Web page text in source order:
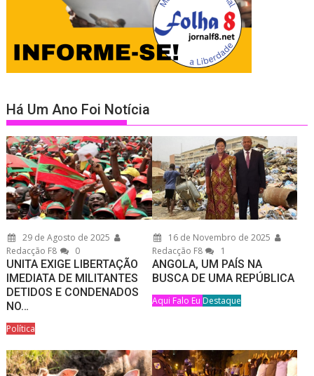
Há Um Ano Foi Notícia
29 de Agosto de 2025
Redacção F8
0
UNITA EXIGE LIBERTAÇÃO
IMEDIATA DE MILITANTES
DETIDOS E CONDENADOS
NO…
Política
16 de Novembro de 2025
Redacção F8
1
ANGOLA, UM PAÍS NA
BUSCA DE UMA REPÚBLICA
Aqui Falo Eu Destaque